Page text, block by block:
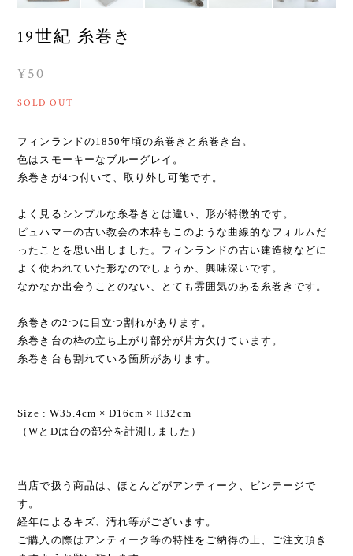
19世紀 糸巻き
¥50
SOLD OUT
フィンランドの1850年頃の糸巻きと糸巻き台。
色はスモーキーなブルーグレイ。
糸巻きが4つ付いて、取り外し可能です。
よく見るシンプルな糸巻きとは違い、形が特徴的です。
ピュハマーの古い教会の木枠もこのような曲線的なフォルムだ
ったことを思い出しました。フィンランドの古い建造物などに
よく使われていた形なのでしょうか、興味深いです。
なかなか出会うことのない、とても雰囲気のある糸巻きです。
糸巻きの2つに目立つ割れがあります。
糸巻き台の枠の立ち上がり部分が片方欠けています。
糸巻き台も割れている箇所があります。
Size : W35.4cm × D16cm × H32cm
（WとDは台の部分を計測しました）
当店で扱う商品は、ほとんどがアンティーク、ビンテージで
す。
経年によるキズ、汚れ等がございます。
ご購入の際はアンティーク等の特性をご納得の上、ご注文頂き